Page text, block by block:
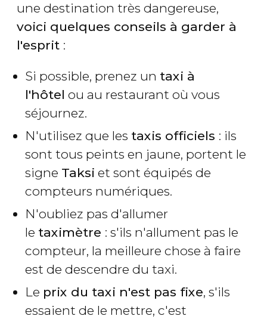
une destination très dangereuse,
voici quelques conseils à garder à
l'esprit :
Si possible, prenez un taxi à
l'hôtel ou au restaurant où vous
séjournez.
N'utilisez que les taxis officiels : ils
sont tous peints en jaune, portent le
signe Taksi et sont équipés de
compteurs numériques.
N'oubliez pas d'allumer
le taximètre : s'ils n'allument pas le
compteur, la meilleure chose à faire
est de descendre du taxi.
Le prix du taxi n'est pas fixe, s'ils
essaient de le mettre, c'est